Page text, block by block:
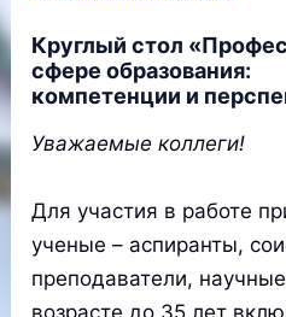
Круглый стол
сфере образования:
компетенции и
Уважаемые коллеги!
Для участия в работе
ученые – аспиранты,
преподаватели,
возрасте до 35 лет